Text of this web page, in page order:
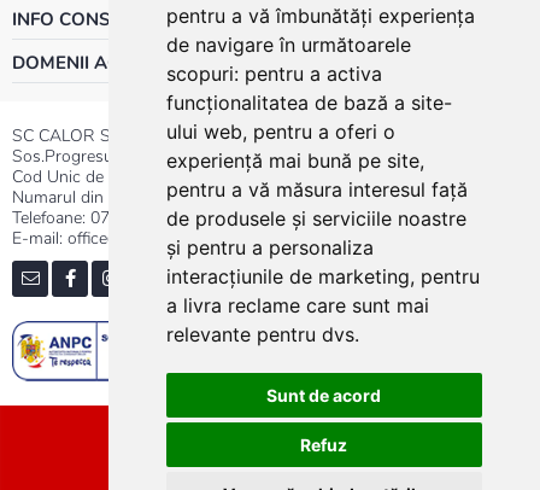
pentru a vă îmbunătăți experiența
de navigare în următoarele
scopuri: pentru a activa
funcționalitatea de bază a site-
ului web, pentru a oferi o
experiență mai bună pe site,
pentru a vă măsura interesul față
de produsele și serviciile noastre
și pentru a personaliza
interacțiunile de marketing, pentru
a livra reclame care sunt mai
relevante pentru dvs.
Sunt de acord
Refuz
INFO CONSUMATOR
DOMENII ACTIVITATE
SC CALOR SRL
Sos.Progresului nr.30-40, Sector 5, Bucuresti
Cod Unic de Inregistrare: RO 3004724
Numarul din Registrul Comertului:J40/13176/1991
Telefoane: 0737.23.44.44|021.411.44.44
E-mail: office@calor.ro